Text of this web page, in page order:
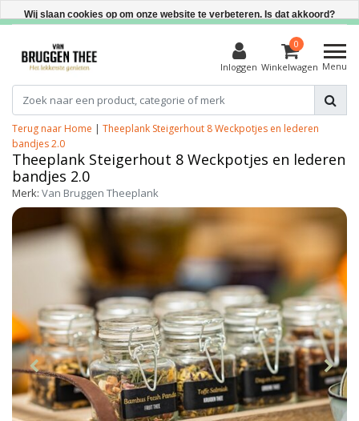
Direct uit voorraad leverbaar
Inloggen
0
Winkelwagen Menu
Terug naar Home | Theeplank Steigerhout 8 Weckpotjes en lederen
bandjes 2.0
Theeplank Steigerhout 8 Weckpotjes en lederen
bandjes 2.0
Merk: Van Bruggen Theeplank
Wij slaan cookies op om onze website te verbeteren. Is dat akkoord?
Meer over cookies »